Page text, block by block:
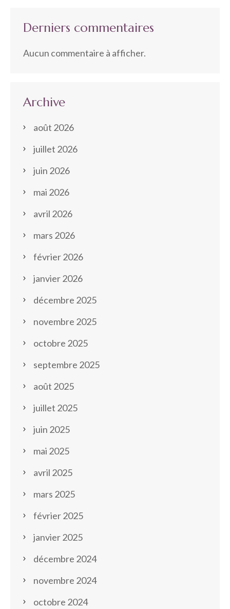
Derniers commentaires
Aucun commentaire à afficher.
Archive
août 2026
juillet 2026
juin 2026
mai 2026
avril 2026
mars 2026
février 2026
janvier 2026
décembre 2025
novembre 2025
octobre 2025
septembre 2025
août 2025
juillet 2025
juin 2025
mai 2025
avril 2025
mars 2025
février 2025
janvier 2025
décembre 2024
novembre 2024
octobre 2024